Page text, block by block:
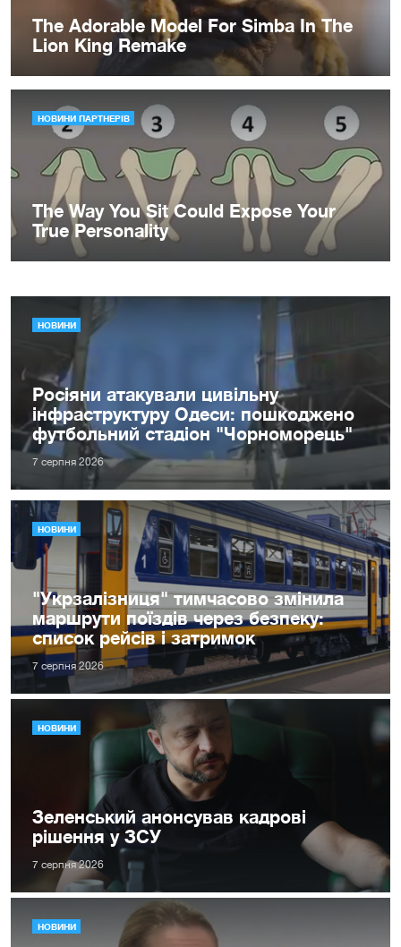
НОВИНИ
Росіяни атакували цивільну
інфраструктуру Одеси: пошкоджено
футбольний стадіон "Чорноморець"
7 серпня 2026
НОВИНИ
"Укрзалізниця" тимчасово змінила
маршрути поїздів через безпеку:
список рейсів і затримок
7 серпня 2026
НОВИНИ
Зеленський анонсував кадрові
рішення у ЗСУ
7 серпня 2026
НОВИНИ